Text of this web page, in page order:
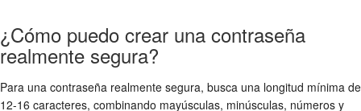
¿Cómo puedo crear una contraseña
realmente segura?
Para una contraseña realmente segura, busca una longitud mínima de
12-16 caracteres, combinando mayúsculas, minúsculas, números y